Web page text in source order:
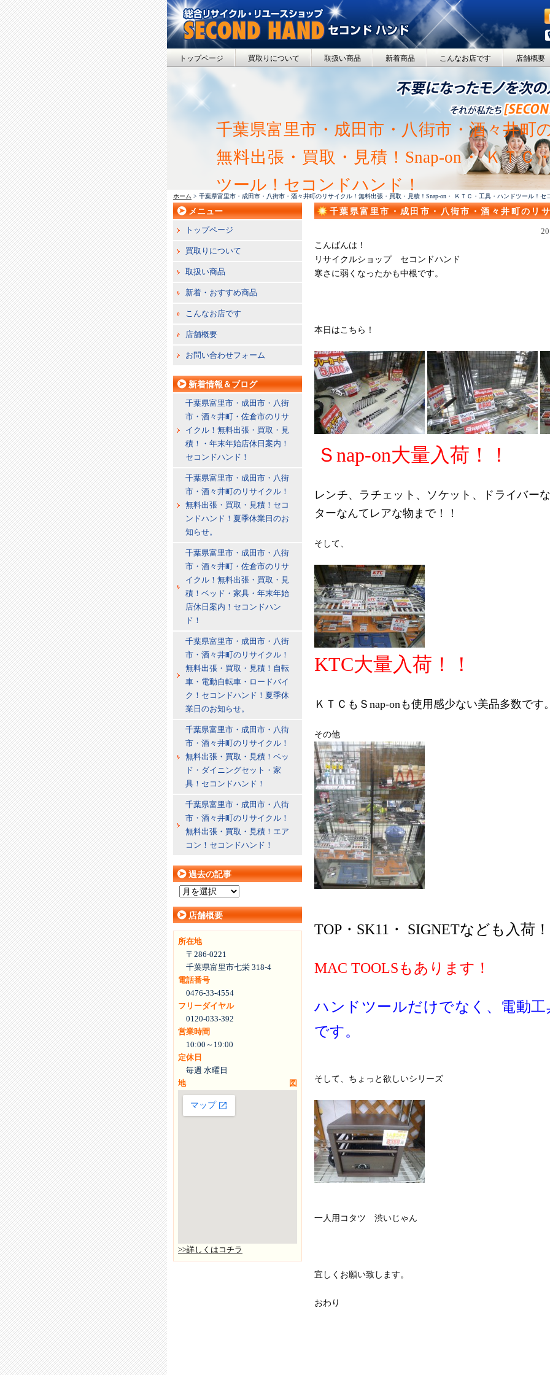
トップページ 買取りについて 取扱い商品 新着商品 こんなお店です 店舗概要
千葉県富里市・成田市・八街市・酒々井町
無料出張・買取・見積！Snap-on・ ＫＴＣ
ツール！セコンドハンド！
ホーム > 千葉県富里市・成田市・八街市・酒々井町のリサイクル！無料出張・買取・見積！Snap-on・ ＫＴＣ・工具・ハンドツール！セ
千葉県富里市・成田市・八街市・酒々井町のリ
こんばんは！
リサイクルショップ セコンドハンド
寒さに弱くなったかも中根です。
本日はこちら！
Ｓnap-on大量入荷！！
レンチ、ラチェット、ソケット、ドライバー
ターなんてレアな物まで！！
そして、
KTC大量入荷！！
ＫＴＣもＳnap-onも使用感少ない美品多数です
その他
TOP・SK11・ SIGNETなども入荷！
MAC TOOLSもあります！
ハンドツールだけでなく、電動工
です。
そして、ちょっと欲しいシリーズ
一人用コタツ 渋いじゃん
宜しくお願い致します。
おわり
メニュー
トップページ
買取りについて
取扱い商品
新着・おすすめ商品
こんなお店です
店舗概要
お問い合わせフォーム
新着情報＆ブログ
千葉県富里市・成田市・八街
市・酒々井町・佐倉市のリサ
イクル！無料出張・買取・見
積！・年末年始店休日案内！
セコンドハンド！
千葉県富里市・成田市・八街
市・酒々井町のリサイクル！
無料出張・買取・見積！セコ
ンドハンド！夏季休業日のお
知らせ。
千葉県富里市・成田市・八街
市・酒々井町・佐倉市のリサ
イクル！無料出張・買取・見
積！ベッド・家具・年末年始
店休日案内！セコンドハン
ド！
千葉県富里市・成田市・八街
市・酒々井町のリサイクル！
無料出張・買取・見積！自転
車・電動自転車・ロードバイ
ク！セコンドハンド！夏季休
業日のお知らせ。
千葉県富里市・成田市・八街
市・酒々井町のリサイクル！
無料出張・買取・見積！ベッ
ド・ダイニングセット・家
具！セコンドハンド！
千葉県富里市・成田市・八街
市・酒々井町のリサイクル！
無料出張・買取・見積！エア
コン！セコンドハンド！
過去の記事
の
記
事
店舗概要
所在地
〒286-0221
千葉県富里市七栄 318-4
電話番号
0476-33-4554
フリーダイヤル
0120-033-392
営業時間
10:00～19:00
定休日
毎週 水曜日
地図
>>詳しくはコチラ